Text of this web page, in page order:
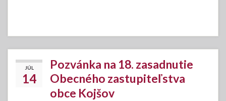
JÚL
14
Pozvánka na 18. zasadnutie
Obecného zastupiteľstva
obce Kojšov